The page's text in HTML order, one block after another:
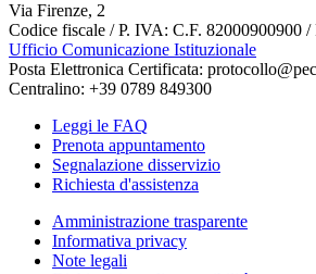
Via Firenze, 2
Codice fiscale / P. IVA: C.F. 82000900900 /
Ufficio Comunicazione Istituzionale
Posta Elettronica Certificata:
Centralino: +39 0789 849300
Leggi le FAQ
Prenota appuntamento
Segnalazione disservizio
Richiesta d'assistenza
Amministrazione trasparente
Informativa privacy
Note legali